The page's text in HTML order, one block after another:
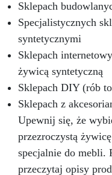
musi być czysta,
Przygotowywać
aby uniknąć
Nałożyć
Po 8–10 godz.
Różnice
wyższa
Brak skurczu,
zapadania się
– uzyskanie
Sklepach
Specjalistycznych
syntetycznymi
Sklepach
żywicą syntetyczną
Sklepach DIY (rób
Sklepach z
Upewnij się, że
przezroczystą
specjalnie do mebli.
przeczytaj opisy